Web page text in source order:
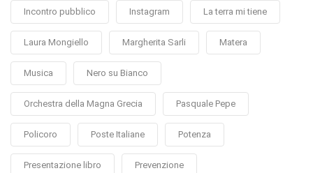
Incontro pubblico Instagram La terra mi tiene
Laura Mongiello Margherita Sarli Matera
Musica Nero su Bianco
Orchestra della Magna Grecia Pasquale Pepe
Policoro Poste Italiane Potenza
Presentazione libro Prevenzione